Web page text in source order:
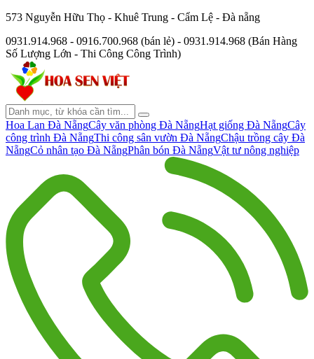
573 Nguyễn Hữu Thọ - Khuê Trung - Cẩm Lệ - Đà nẵng
0931.914.968 - 0916.700.968 (bán lẻ) - 0931.914.968 (Bán Hàng
Số Lượng Lớn - Thi Công Công Trình)
Hoa Lan Đà NẵngCây văn phòng Đà NẵngHạt giống Đà NẵngCây
công trình Đà NẵngThi công sân vườn Đà NẵngChậu trồng cây Đà
NẵngCỏ nhân tạo Đà NẵngPhân bón Đà NẵngVật tư nông nghiệp